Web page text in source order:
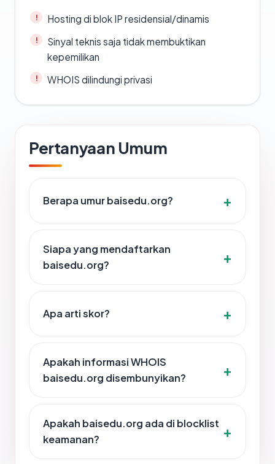
Hosting di blok IP residensial/dinamis
Sinyal teknis saja tidak membuktikan
kepemilikan
WHOIS dilindungi privasi
Pertanyaan Umum
Berapa umur baisedu.org?
Siapa yang mendaftarkan
baisedu.org?
Apa arti skor?
Apakah informasi WHOIS
baisedu.org disembunyikan?
Apakah baisedu.org ada di blocklist
keamanan?